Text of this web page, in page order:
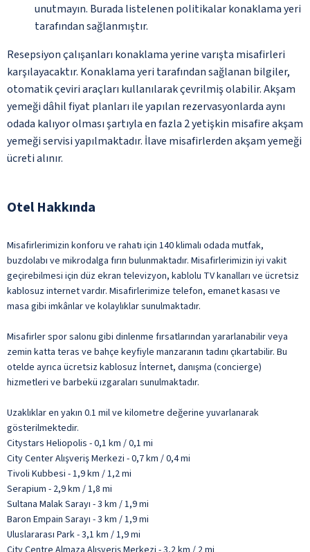
unutmayın. Burada listelenen politikalar konaklama yeri
tarafından sağlanmıştır.
Resepsiyon çalışanları konaklama yerine varışta misafirleri
karşılayacaktır. Konaklama yeri tarafından sağlanan bilgiler,
otomatik çeviri araçları kullanılarak çevrilmiş olabilir. Akşam
yemeği dâhil fiyat planları ile yapılan rezervasyonlarda aynı
odada kalıyor olması şartıyla en fazla 2 yetişkin misafire akşam
yemeği servisi yapılmaktadır. İlave misafirlerden akşam yemeği
ücreti alınır.
Otel Hakkında
Misafirlerimizin konforu ve rahatı için 140 klimalı odada mutfak,
buzdolabı ve mikrodalga fırın bulunmaktadır. Misafirlerimizin iyi vakit
geçirebilmesi için düz ekran televizyon, kablolu TV kanalları ve ücretsiz
kablosuz internet vardır. Misafirlerimize telefon, emanet kasası ve
masa gibi imkânlar ve kolaylıklar sunulmaktadır.
Misafirler spor salonu gibi dinlenme fırsatlarından yararlanabilir veya
zemin katta teras ve bahçe keyfiyle manzaranın tadını çıkartabilir. Bu
otelde ayrıca ücretsiz kablosuz İnternet, danışma (concierge)
hizmetleri ve barbekü ızgaraları sunulmaktadır.
Uzaklıklar en yakın 0.1 mil ve kilometre değerine yuvarlanarak
gösterilmektedir.
Citystars Heliopolis - 0,1 km / 0,1 mi
City Center Alışveriş Merkezi - 0,7 km / 0,4 mi
Tivoli Kubbesi - 1,9 km / 1,2 mi
Serapium - 2,9 km / 1,8 mi
Sultana Malak Sarayı - 3 km / 1,9 mi
Baron Empain Sarayı - 3 km / 1,9 mi
Uluslararası Park - 3,1 km / 1,9 mi